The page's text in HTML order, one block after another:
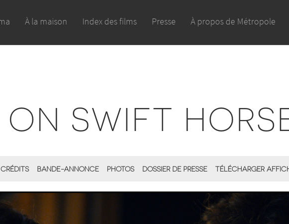
À la maison Index des films Presse À propos de Métropole
ON SWIFT
BANDE-ANNONCE PHOTOS DOSSIER DE PRESSE TÉLÉCHARGER